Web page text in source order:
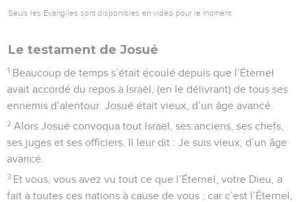
Seuls les Évangiles sont disponibles en vidéo pour le moment.
Le testament de Josué
1 Beaucoup de temps s’était écoulé depuis que l’Éternel
avait accordé du repos à Israël, (en le délivrant) de tous ses
ennemis d’alentour. Josué était vieux, d’un âge avancé.
2 Alors Josué convoqua tout Israël, ses anciens, ses chefs,
ses juges et ses officiers. Il leur dit : Je suis vieux, d’un âge
avancé.
3 Et vous, vous avez vu tout ce que l’Éternel, votre Dieu, a
fait à toutes ces nations à cause de vous ; car c’est l’Éternel,